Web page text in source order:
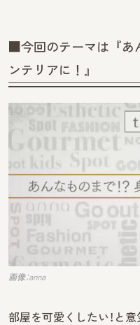
■今回のテーマは『あ
ンテリアに！』
画像：anna
部屋を可愛くしたい！と